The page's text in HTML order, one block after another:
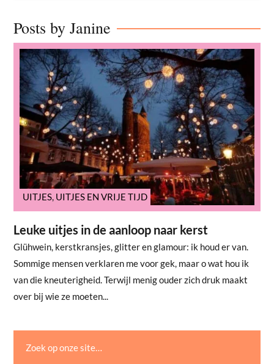
Posts by Janine
UITJES, UITJES EN VRIJE TIJD
Leuke uitjes in de aanloop naar kerst
Glühwein, kerstkransjes, glitter en glamour: ik houd er van.
Sommige mensen verklaren me voor gek, maar o wat hou ik
van die kneuterigheid. Terwijl menig ouder zich druk maakt
over bij wie ze moeten...
Zoek op onze site…